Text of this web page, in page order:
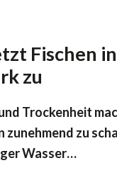
Fischen
zu
Trockenheit
zunehmend zu
Wasser…